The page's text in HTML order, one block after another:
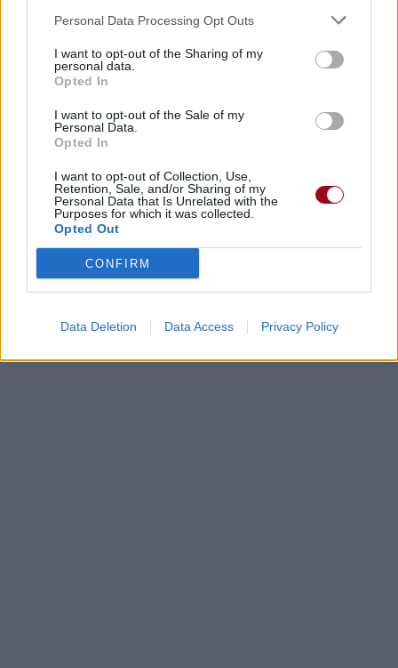
Personal Data Processing Opt Outs
I want to opt-out of the Sharing of my
personal data.
Opted In
I want to opt-out of the Sale of my
Personal Data.
Opted In
I want to opt-out of Collection, Use,
Retention, Sale, and/or Sharing of my
Personal Data that Is Unrelated with the
Purposes for which it was collected.
Opted Out
CONFIRM
Data Deletion Data Access Privacy Policy